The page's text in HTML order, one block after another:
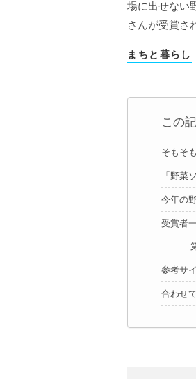
場に出せない
さんが受賞さ
まちと暮らし
この
そもそ
「野菜
今年の
受賞者
参考サ
合わせ